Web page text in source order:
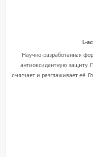
L-
Научно-разработанная
антиоксидантную защиту.
смягчает и разглаживает её.